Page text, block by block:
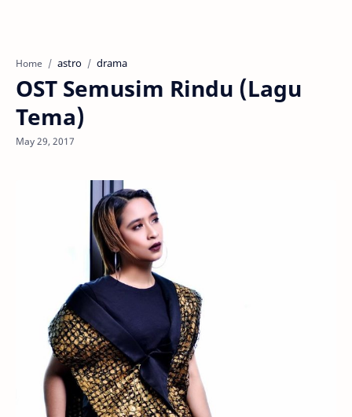
Home astro drama
OST Semusim Rindu (Lagu
Tema)